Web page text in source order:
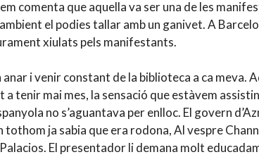
comenta que aquella va ser una de les
el podies tallar amb un ganivet. A
xiulats pels manifestants.
anar i venir constant de la biblioteca a ca meva.
a tenir mai mes, la sensació que estàvem
no s’aguantava per enlloc. El govern
tothom ja sabia que era rodona, Al vespre
El presentador li demana molt